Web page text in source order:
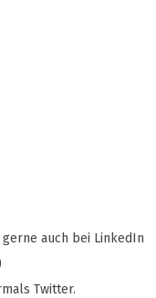
gerne auch bei LinkedIn
Twitter.